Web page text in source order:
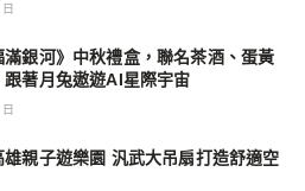
銀河》中秋禮盒，聯名茶酒、蛋黃
跟著月兔遨遊AI星際宇宙
親子遊樂園 汎武大吊扇打造舒適空